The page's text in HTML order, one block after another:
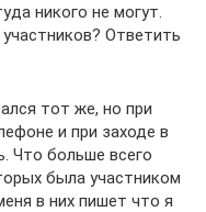
никого не могут.
Ответить
тот же, но при
и при заходе в
Что больше всего
была участником
в них пишет что я